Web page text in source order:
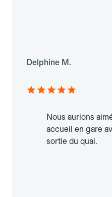
Delphine M.
Nous aurions
accueil en gare
sortie du quai.